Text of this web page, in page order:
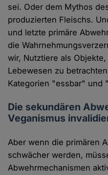
sei. Oder dem Mythos
produzierten Fleischs.
und letzte primäre
die
wir, Nutztiere als
Lebewesen zu
Kategorien "essbar" und
Die sekundären
Veganismus
Aber wenn die primären
schwächer werden,
Abwehrmechanismen